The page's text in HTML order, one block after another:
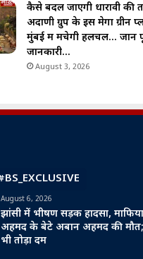
कैसे बदल जाएगी धारावी की
अदाणी ग्रुप के इस मेगा ग्रीन
मुंबई में मचेगी हलचल… जानें
जानकारी…
August 3, 2026
August 6, 2026
झांसी में भीषण सड़क हादसा,
अहमद के बेटे अबान अहमद की मौत;
भी तोड़ा दम